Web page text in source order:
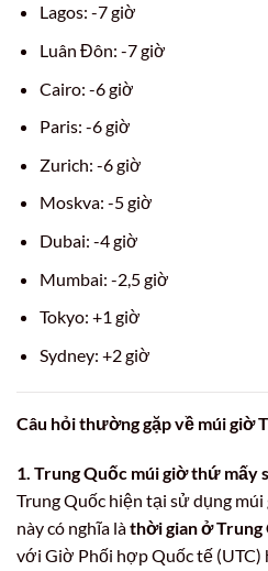
Lagos: -7 giờ
Luân Đôn: -7 giờ
Cairo: -6 giờ
Paris: -6 giờ
Zurich: -6 giờ
Moskva: -5 giờ
Dubai: -4 giờ
Mumbai: -2,5 giờ
Tokyo: +1 giờ
Sydney: +2 giờ
Câu hỏi thường gặp về múi giờ
1. Trung Quốc múi giờ thứ mấy
Trung Quốc hiện tại sử dụng
này có nghĩa làthời gian ở Trung
với Giờ Phối hợp Quốc tế (UTC)